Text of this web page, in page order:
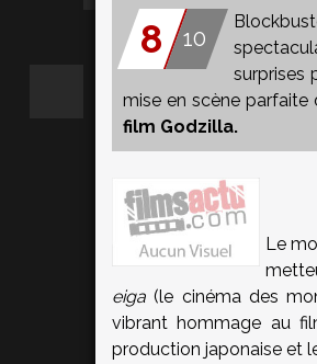
8 10
surprises
mise en scène parfaite
film Godzilla.
Le
eiga (le cinéma des
vibrant hommage au
production japonaise et